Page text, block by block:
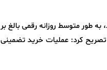
خرداد، به طور متوسط روزانه رقمی بالغ بر
تصریح کرد: عملیات خرید تضمینی